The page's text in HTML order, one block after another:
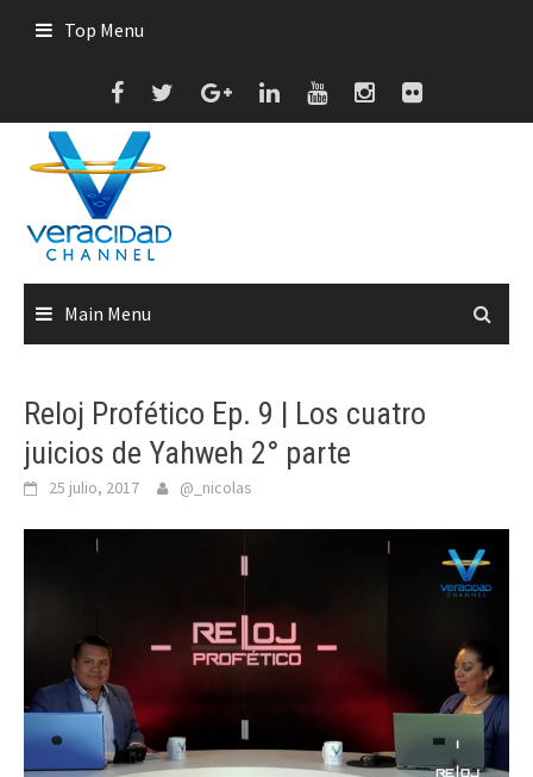
Top Menu
Main Menu
Reloj Profético Ep. 9 | Los cuatro
juicios de Yahweh 2° parte
25 julio, 2017 @_nicolas